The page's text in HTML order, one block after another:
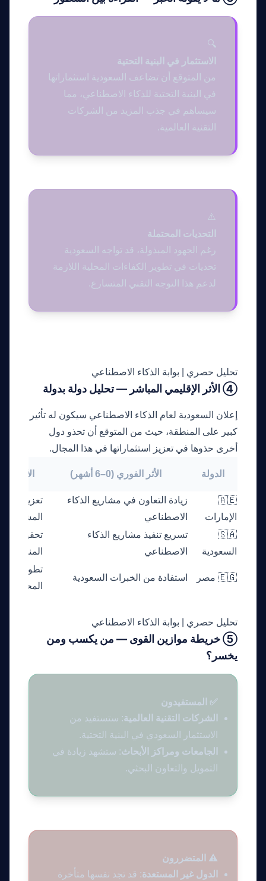
🔍
الاستثمار في البنية التحتية
من المتوقع أن تضاعف السعودية استثماراتها
في البنية التحتية للذكاء الاصطناعي، مما
سيساهم في جذب المزيد من الشركات
التقنية العالمية.
⚠️
التحديات المحتملة
رغم الجهود المبذولة، قد تواجه السعودية
تحديات في تطوير الكفاءات المحلية اللازمة
لدعم هذا التوجه التقني المتسارع.
تحليل حصري | بوابة الذكاء الاصطناعي
④ الأثر الإقليمي المباشر — تحليل دولة بدولة
إعلان السعودية لعام الذكاء الاصطناعي سيكون له تأثير
كبير على المنطقة، حيث من المتوقع أن تحذو دول
أخرى حذوها في تعزيز استثماراتها في هذا المجال.
الدولة الأثر الفوري (0–6 أشهر) الأثر البعيد (1–3
🇦🇪
الإمارات
زيادة التعاون في مشاريع الذكاء
الاصطناعي
تعزيز
المشتركة
🇸🇦
السعودية
تسريع تنفيذ مشاريع الذكاء
الاصطناعي
تحقيق
المنطقة
🇪🇬 مصر استفادة من الخبرات السعودية
تطوير
المحلية
تحليل حصري | بوابة الذكاء الاصطناعي
⑤ خريطة موازين القوى — من يكسب ومن
يخسر؟
✅ المستفيدون
الشركات التقنية العالمية: ستستفيد من
الاستثمار السعودي في البنية التحتية.
الجامعات ومراكز الأبحاث: ستشهد زيادة في
التمويل والتعاون البحثي.
⚠️ المتضررون
الدول غير المستعدة: قد تجد نفسها متأخرة